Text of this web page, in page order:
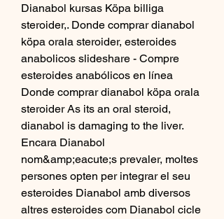
Dianabol kursas Köpa billiga
steroider,. Donde comprar dianabol
köpa orala steroider, esteroides
anabolicos slideshare - Compre
esteroides anabólicos en línea
Donde comprar dianabol köpa orala
steroider As its an oral steroid,
dianabol is damaging to the liver.
Encara Dianabol
nom&amp;eacute;s prevaler, moltes
persones opten per integrar el seu
esteroides Dianabol amb diversos
altres esteroides com Dianabol cicle